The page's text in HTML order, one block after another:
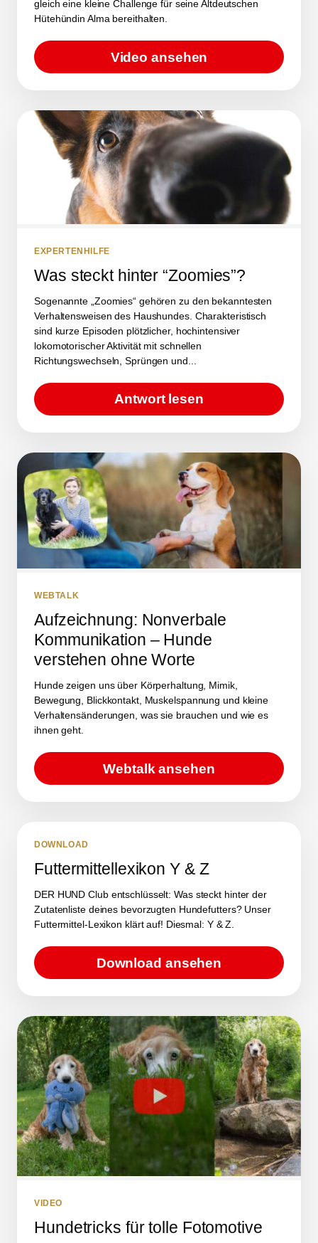
gleich eine kleine Challenge für seine Altdeutschen
Hütehündin Alma bereithalten.
Video ansehen
EXPERTENHILFE
Was steckt hinter “Zoomies”?
Sogenannte „Zoomies“ gehören zu den bekanntesten
Verhaltensweisen des Haushundes. Charakteristisch
sind kurze Episoden plötzlicher, hochintensiver
lokomotorischer Aktivität mit schnellen
Richtungswechseln, Sprüngen und...
Antwort lesen
WEBTALK
Aufzeichnung: Nonverbale
Kommunikation – Hunde
verstehen ohne Worte
Hunde zeigen uns über Körperhaltung, Mimik,
Bewegung, Blickkontakt, Muskelspannung und kleine
Verhaltensänderungen, was sie brauchen und wie es
ihnen geht.
Webtalk ansehen
DOWNLOAD
Futtermittellexikon Y & Z
DER HUND Club entschlüsselt: Was steckt hinter der
Zutatenliste deines bevorzugten Hundefutters? Unser
Futtermittel-Lexikon klärt auf! Diesmal: Y & Z.
Download ansehen
VIDEO
Hundetricks für tolle Fotomotive